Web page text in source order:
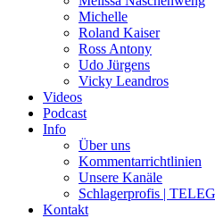
Michelle
Roland Kaiser
Ross Antony
Udo Jürgens
Vicky Leandros
Videos
Podcast
Info
Über uns
Kommentarrichtlinien
Unsere Kanäle
Schlagerprofis |
Kontakt